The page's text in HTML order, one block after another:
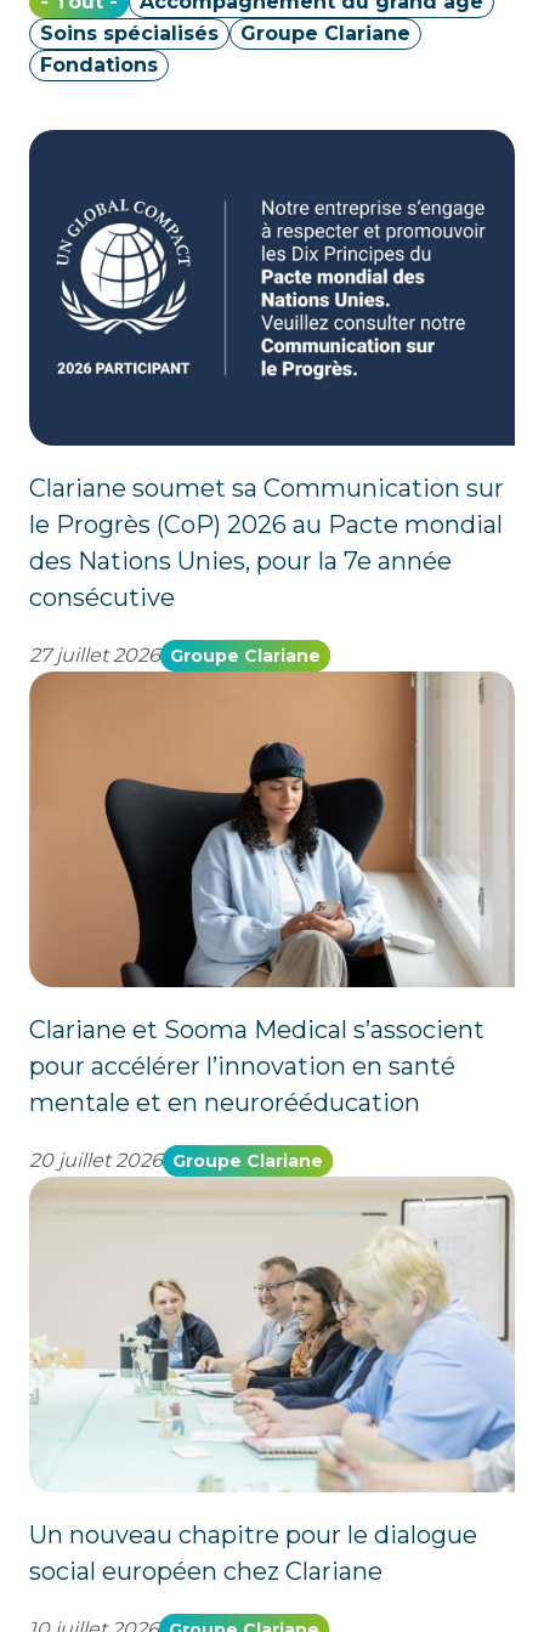
Soins spécialisés
Groupe Clariane
Fondations
Clariane soumet sa Communication sur
le Progrès (CoP) 2026 au Pacte mondial
des Nations Unies, pour la 7e année
consécutive
27 juillet 2026 Groupe Clariane
Clariane et Sooma Medical s’associent
pour accélérer l’innovation en santé
mentale et en neurorééducation
20 juillet 2026 Groupe Clariane
Un nouveau chapitre pour le dialogue
social européen chez Clariane